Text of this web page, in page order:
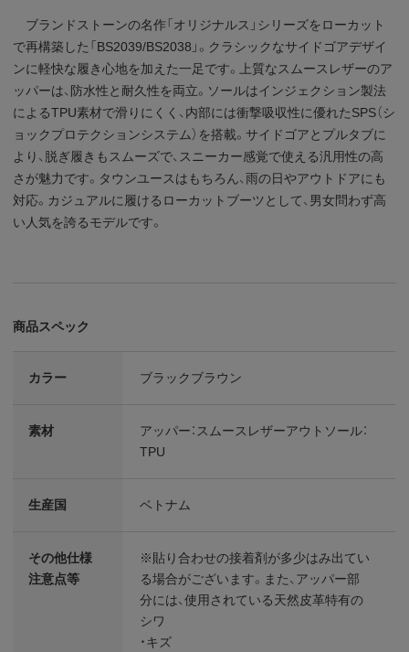
ブランドストーンの名作「オリジナルス」シリーズをローカット
で再構築した「BS2039/BS2038」。クラシックなサイドゴアデザイ
ンに軽快な履き心地を加えた一足です。上質なスムースレザーのア
ッパーは、防水性と耐久性を両立。ソールはインジェクション製法
によるTPU素材で滑りにくく、内部には衝撃吸収性に優れたSPS（シ
ョックプロテクションシステム）を搭載。サイドゴアとプルタブに
より、脱ぎ履きもスムーズで、スニーカー感覚で使える汎用性の高
さが魅力です。タウンユースはもちろん、雨の日やアウトドアにも
対応。カジュアルに履けるローカットブーツとして、男女問わず高
い人気を誇るモデルです。
商品スペック
カラー ブラックブラウン
素材
アッパー：スムースレザーアウトソール：
TPU
生産国 ベトナム
その他仕様
注意点等
※貼り合わせの接着剤が多少はみ出てい
る場合がございます。また、アッパー部
分には、使用されている天然皮革特有の
シワ
・キズ